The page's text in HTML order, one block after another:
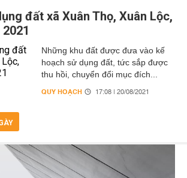
đất xã Xuân Thọ, Xuân Lộc,
Những khu đất được đưa vào kế
hoạch sử dụng đất, tức sắp được
thu hồi, chuyển đổi mục đích...
QUY HOẠCH 17:08 | 20/08/2021